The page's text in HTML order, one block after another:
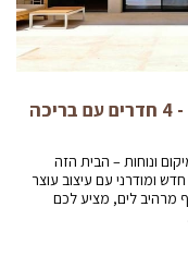
בית יוקרתי להשכרה בהרצליה פיתוח - 4 חדרים עם בריכה
ונוחות – הבית הזה
ומודרני עם עיצוב עוצר
לים, מציע לכם